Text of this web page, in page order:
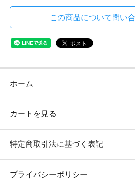
この商品について問い
ホーム
カートを見る
特定商取引法に基づく表記
プライバシーポリシー